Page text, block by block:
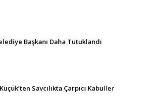
Başkanı Daha Tutuklandı
Savcılıkta Çarpıcı Kabuller